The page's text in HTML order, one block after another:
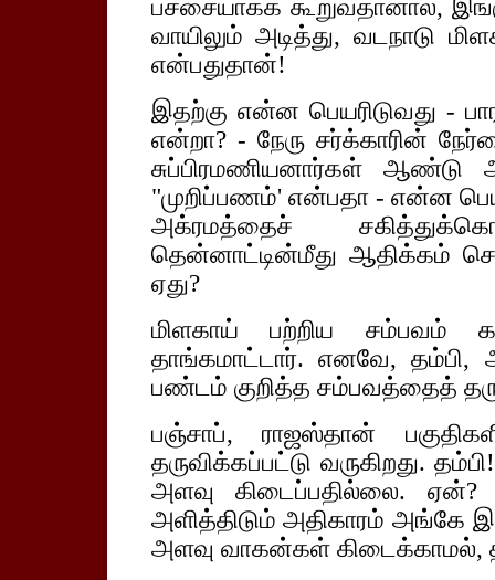
பச்சையாகக் கூறுவதானால்,
வாயிலும் அடித்து, வடநாடு
என்பதுதான்!
இதற்கு என்ன பெயரிடுவது -
என்றா? - நேரு சர்க்காரின்
சுப்பிரமணியனார்கள் ஆண்டு
"முறிப்பணம்' என்பதா - என்ன
அக்ரமத்தைச்
தென்னாட்டின்மீது ஆதிக்கம்
ஏது?
மிளகாய் பற்றிய சம்பவம்
தாங்கமாட்டார். எனவே, தம்பி,
பண்டம் குறித்த சம்பவத்தைத்
பஞ்சாப், ராஜஸ்தான்
தருவிக்கப்பட்டு வருகிறது.
அளவு கிடைப்பதில்லை. ஏன்?
அளித்திடும் அதிகாரம் அங்கே
அளவு வாகன்கள் கிடைக்காமல்,